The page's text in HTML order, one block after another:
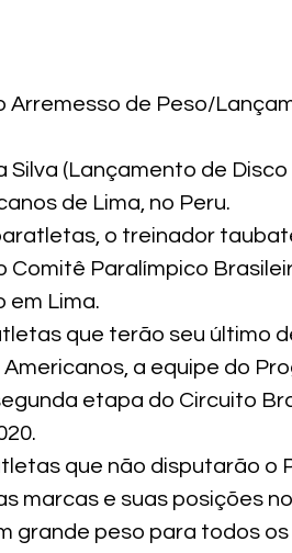
Arremesso de Peso/
Silva (Lançamento de
de Lima, no Peru.
o treinador
Comitê Paralímpico
em Lima.
que terão seu último
a equipe do
etapa do Circuito
que não disputarão o
marcas e suas posições
grande peso para todos